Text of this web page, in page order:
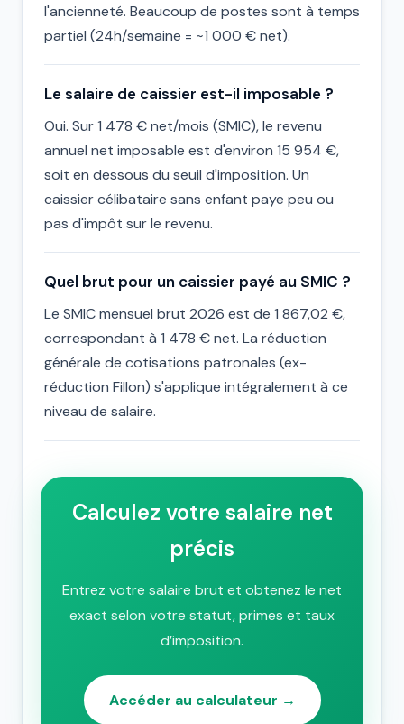
l'ancienneté. Beaucoup de postes sont à temps
partiel (24h/semaine = ~1 000 € net).
Le salaire de caissier est-il imposable ?
Oui. Sur 1 478 € net/mois (SMIC), le revenu
annuel net imposable est d'environ 15 954 €,
soit en dessous du seuil d'imposition. Un
caissier célibataire sans enfant paye peu ou
pas d'impôt sur le revenu.
Quel brut pour un caissier payé au SMIC ?
Le SMIC mensuel brut 2026 est de 1 867,02 €,
correspondant à 1 478 € net. La réduction
générale de cotisations patronales (ex-
réduction Fillon) s'applique intégralement à ce
niveau de salaire.
Calculez votre salaire net
précis
Entrez votre salaire brut et obtenez le net
exact selon votre statut, primes et taux
d’imposition.
Accéder au calculateur →